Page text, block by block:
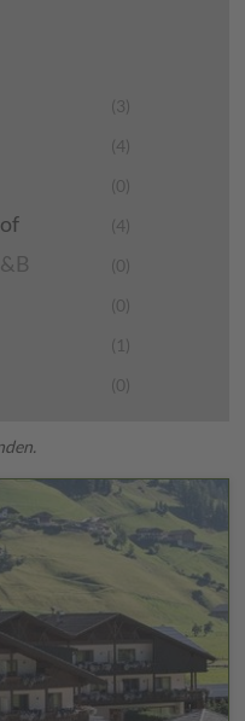
(3)
(4)
(0)
(4)
(0)
(0)
(1)
(0)